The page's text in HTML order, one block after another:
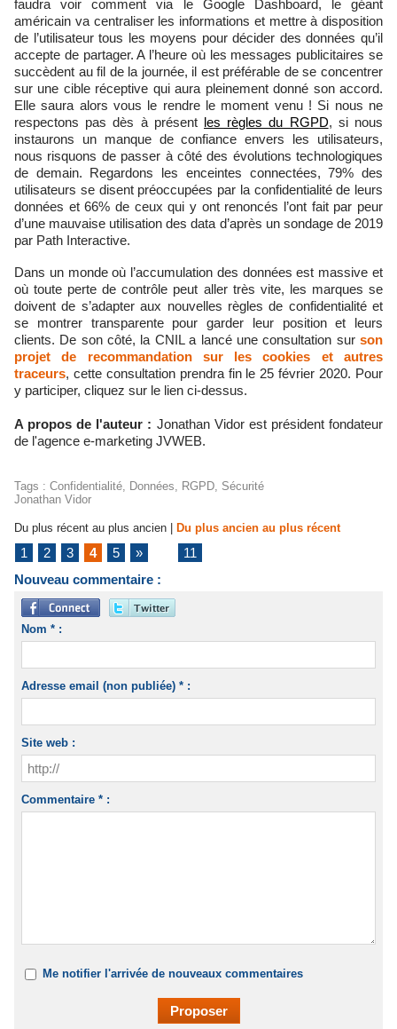
faudra voir comment via le Google Dashboard, le géant
américain va centraliser les informations et mettre à disposition
de l’utilisateur tous les moyens pour décider des données qu’il
accepte de partager. A l’heure où les messages publicitaires se
succèdent au fil de la journée, il est préférable de se concentrer
sur une cible réceptive qui aura pleinement donné son accord.
Elle saura alors vous le rendre le moment venu ! Si nous ne
respectons pas dès à présent les règles du RGPD, si nous
instaurons un manque de confiance envers les utilisateurs,
nous risquons de passer à côté des évolutions technologiques
de demain. Regardons les enceintes connectées, 79% des
utilisateurs se disent préoccupées par la confidentialité de leurs
données et 66% de ceux qui y ont renoncés l’ont fait par peur
d’une mauvaise utilisation des data d’après un sondage de 2019
par Path Interactive.
Dans un monde où l’accumulation des données est massive et
où toute perte de contrôle peut aller très vite, les marques se
doivent de s’adapter aux nouvelles règles de confidentialité et
se montrer transparente pour garder leur position et leurs
clients. De son côté, la CNIL a lancé une consultation sur son
projet de recommandation sur les cookies et autres
traceurs, cette consultation prendra fin le 25 février 2020. Pour
y participer, cliquez sur le lien ci-dessus.
A propos de l'auteur : Jonathan Vidor est président fondateur
de l'agence e-marketing JVWEB.
Tags : Confidentialité, Données, RGPD, Sécurité
Jonathan Vidor
Du plus récent au plus ancien Du plus ancien au plus récent
1 2 3 4 5 »
11
Nouveau commentaire :
Nom * :
Adresse email (non publiée) * :
Site web :
Commentaire * :
Me notifier l'arrivée de nouveaux commentaires